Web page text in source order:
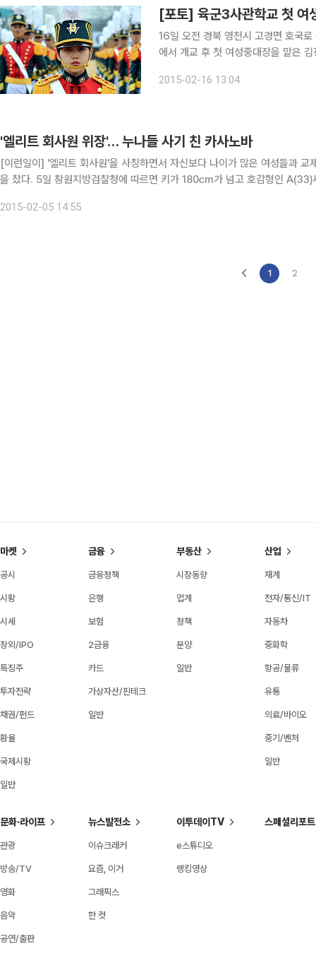
[포토] 육군3사관학교 첫 여
16일 오전 경북 영천시 고경면 호국
에서 개교 후 첫 여성중대장을 맡은
마치고 정식으로 입학했다.
2015-02-16 13:04
'엘리트 회사원 위장'… 누나들 사기 친 카사노바
[이런일이] '엘리트 회사원'을 사칭하면서 자신보다 나이가 많은 여성들과 교제하며 돈을 뜯어낸 30대 카사노바가 검찰에게 붙잡혀 쇠고랑
을 찼다. 5일 창원지방검찰청에 따르면 키가 180㎝가 넘고 호감형인 A(33)씨는 2008년 자신을 육군사관학교를 졸업한 장교로 소개하
2015-02-05 14:55
1 2
마켓
공시
시황
시세
장외/IPO
특징주
투자전략
채권/펀드
환율
국제시황
일반
금융
금융정책
은행
보험
2금융
카드
가상자산/핀테크
일반
부동산
시장동향
업계
정책
분양
일반
산업
재계
전자/통신/IT
자동차
중화학
항공/물류
유통
의료/바이오
중기/벤처
일반
문화·라이프
관광
방송/TV
영화
음악
공연/출판
뉴스발전소
이슈크래커
요즘, 이거
그래픽스
한 컷
이투데이TV
e스튜디오
랭킹영상
스페셜리포트